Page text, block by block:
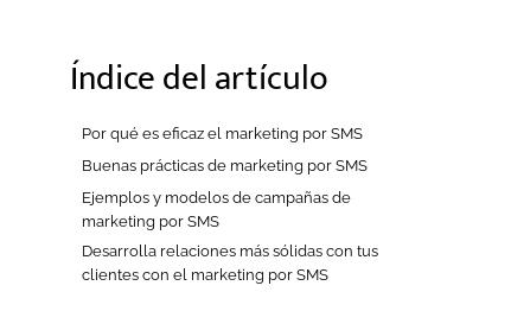
Índice del artículo
Por qué es eficaz el marketing por SMS
Buenas prácticas de marketing por SMS
Ejemplos y modelos de campañas de
marketing por SMS
Desarrolla relaciones más sólidas con tus
clientes con el marketing por SMS